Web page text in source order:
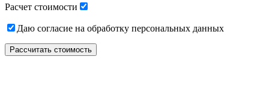
Расчет стоимости
Даю согласие на обработку персональных данных